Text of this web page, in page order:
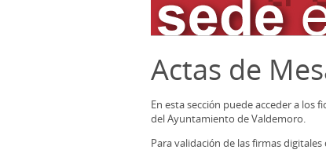
Actas de
En esta sección puede acceder a los
del Ayuntamiento de Valdemoro.
Para validación de las firmas